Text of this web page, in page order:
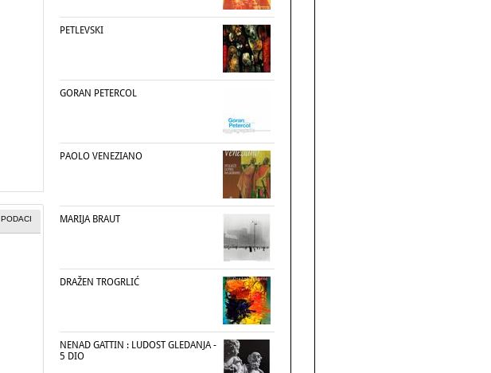
PODACI
PETLEVSKI
GORAN PETERCOL
PAOLO VENEZIANO
MARIJA BRAUT
DRAŽEN TROGRLIĆ
NENAD GATTIN : LUDOST GLEDANJA -
5 DIO